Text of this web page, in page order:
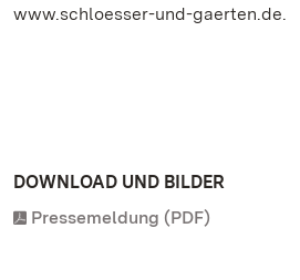
www.schloesser-und-gaerten.de.
DOWNLOAD UND BILDER
Pressemeldung (PDF)